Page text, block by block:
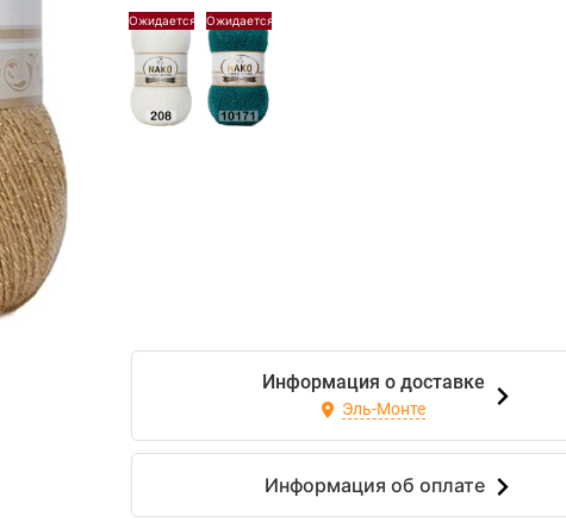
Информация о доставке
Эль-Монте
Информация об оплате